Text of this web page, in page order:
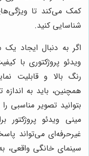
کمک می‌کند تا ویژگی‌های
شناسایی کنید.
اگر به دنبال ایجاد
ویدئو پروژکتوری با
رنگ بالا و قابلیت
همچنین، باید به
بتوانید تصویر مناسبی
مینی ویدئو
غیرحرفه‌ای می‌تواند
سینمای خانگی واقعی،